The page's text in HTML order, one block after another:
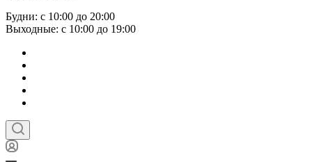
Будни: с 10:00 до 20:00
Выходные: с 10:00 до 19:00